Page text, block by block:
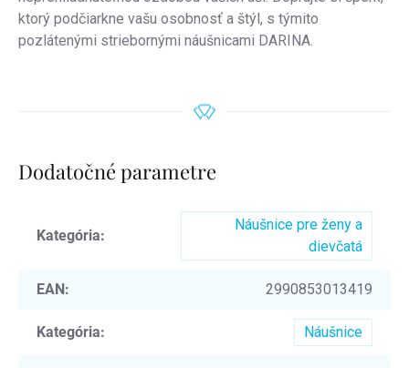
ktorý podčiarkne vašu osobnosť a štýl, s týmito
pozlátenými striebornými náušnicami DARINA.
Dodatočné parametre
Kategória:
Náušnice pre ženy a
dievčatá
EAN: 2990853013419
Kategória: Náušnice